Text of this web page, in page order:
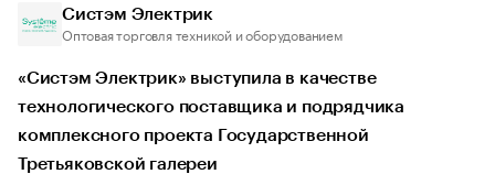
Систэм Электрик
Оптовая торговля техникой и оборудованием
«Систэм Электрик» выступила в качестве
технологического поставщика и подрядчика
комплексного проекта Государственной
Третьяковской галереи